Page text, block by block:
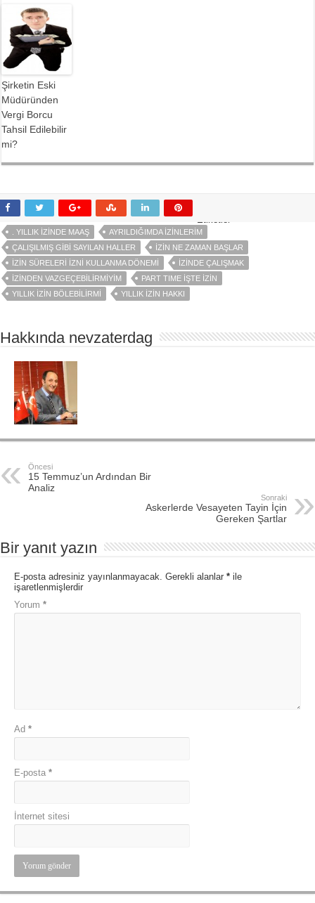
Şirketin Eski
Müdüründen
Vergi Borcu
Tahsil Edilebilir
mi?
. YILLIK İZINDE MAAŞ
AYRILDIĞIMDA İZINLERIM
ÇALIŞILMIŞ GIBI SAYILAN HALLER
İZIN NE ZAMAN BAŞLAR
İZIN SÜRELERI İZNI KULLANMA DÖNEMI
İZINDE ÇALIŞMAK
İZINDEN VAZGEÇEBILIRMIYIM
PART TIME İŞTE İZIN
YILLIK İZIN BÖLEBILIRMI
YILLIK İZIN HAKKI
Hakkında nevzaterdag
Öncesi
15 Temmuz’un Ardından Bir
Analiz
Sonraki
Askerlerde Vesayeten Tayin İçin
Gereken Şartlar
Bir yanıt yazın
E-posta adresiniz yayınlanmayacak. Gerekli alanlar * ile
işaretlenmişlerdir
Yorum *
Ad *
E-posta *
İnternet sitesi